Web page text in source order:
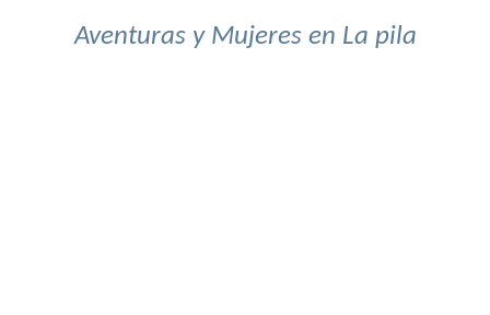
Aventuras y Mujeres en La pila